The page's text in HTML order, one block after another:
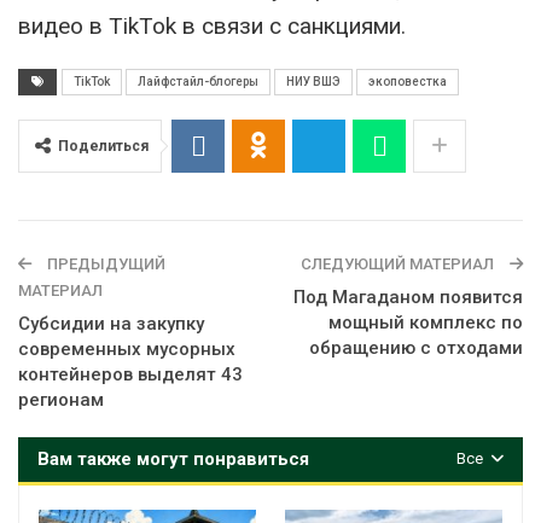
видео в TikTok в связи с санкциями.
TikTok Лайфстайл-блогеры НИУ ВШЭ экоповестка
Поделиться
ПРЕДЫДУЩИЙ
МАТЕРИАЛ
Субсидии на закупку
современных мусорных
контейнеров выделят 43
регионам
СЛЕДУЮЩИЙ МАТЕРИАЛ
Под Магаданом появится
мощный комплекс по
обращению с отходами
Все
Вам также могут понравиться